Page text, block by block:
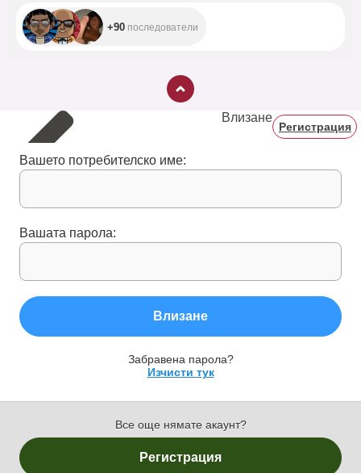
+90 последователи
Влизане
Регистрация
Вашето потребителско име:
Вашата парола:
Влизане
Забравена парола?
Изчисти тук
Все още нямате акаунт?
Регистрация